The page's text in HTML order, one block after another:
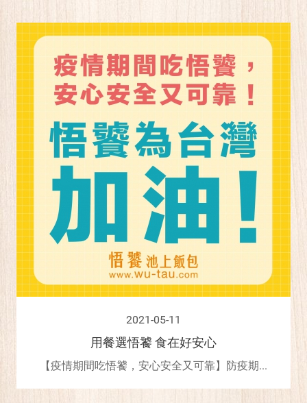
2021-05-11
用餐選悟饕 食在好安心
【疫情期間吃悟饕，安心安全又可靠】防疫期...